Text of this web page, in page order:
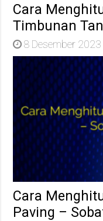
Cara
Timbunan
8 Desember 2023
Cara
Paving –